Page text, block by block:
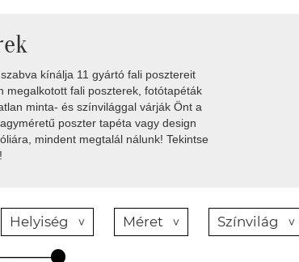
kínálja 11 gyártó fali posztereit
megalkotott fali poszterek, fotótapéták
minta- és színvilággal várják Önt a
poszter tapéta vagy design
, mindent megtalál nálunk! Tekintse
Helyiség Méret Színvilág